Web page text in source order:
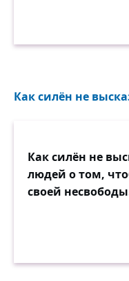
Как силён не
Как силён не
людей о том,
своей